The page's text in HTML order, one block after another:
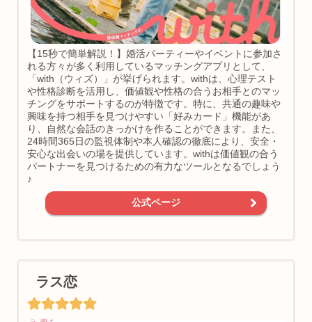
【15秒で簡単解説！】婚活パーティーやイベントに参加さ
れる方々が多く利用しているマッチングアプリとして、
「with（ウィズ）」が挙げられます。withは、心理テスト
や性格診断を活用し、価値観や性格の合うお相手とのマッ
チングをサポートするのが特徴です。特に、共通の趣味や
興味を持つ相手を見つけやすい「好みカード」機能があ
り、自然な会話のきっかけを作ることができます。また、
24時間365日の監視体制や本人確認の徹底により、安全・
安心な出会いの場を提供しています。withは価値観の合う
パートナーを見つけるための有力なツールとなるでしょう
♪
公式ページ
ラス恋